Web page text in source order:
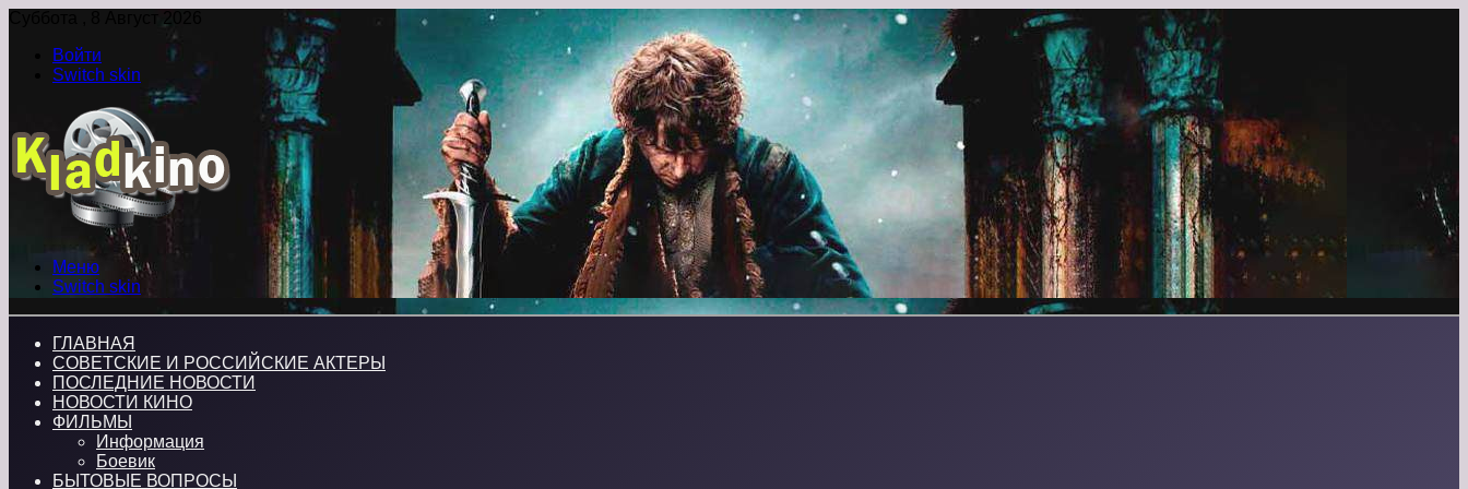
Суббота , 8 Август 2026
Войти
Switch skin
Меню
Switch skin
ГЛАВНАЯ
СОВЕТСКИЕ И РОССИЙСКИЕ АКТЕРЫ
ПОСЛЕДНИЕ НОВОСТИ
НОВОСТИ КИНО
ФИЛЬМЫ
Информация
Боевик
БЫТОВЫЕ ВОПРОСЫ